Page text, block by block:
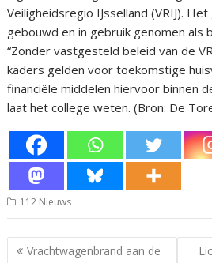
Veiligheidsregio IJsselland (VRIJ).
gebouwd en in gebruik genomen als
“Zonder vastgesteld beleid van de
kaders gelden voor toekomstige
financiële middelen hiervoor binnen
laat het college weten. (Bron: De
112 Nieuws
Bericht
Vrachtwagenbrand aan de